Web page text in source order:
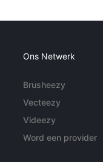
Ons Netwerk
Brusheezy
Vecteezy
Videezy
Word een provider